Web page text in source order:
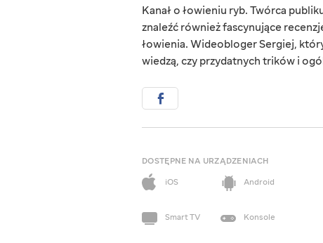
Kanał o łowieniu ryb. Twórca
znaleźć również fascynujące
łowienia. Wideobloger Sergiej,
wiedzą, czy przydatnych trików i
DOSTĘPNE NA URZĄDZENIACH
iOS
Android
Smart TV Konsole